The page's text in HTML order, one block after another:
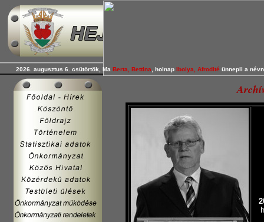
2026. augusztus 6. csütörtök, Ma Berta, Bettina , holnap Ibolya, Afrodité ünnepli a